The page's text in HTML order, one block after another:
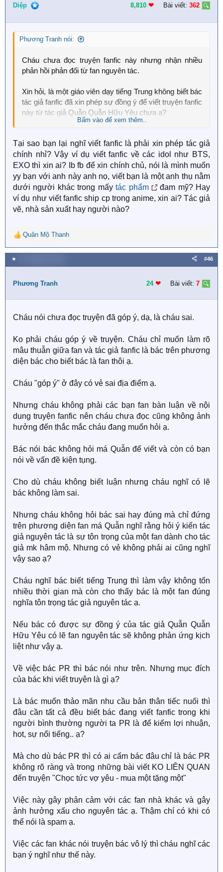
Diệp 8,810 ❤︎ Bài viết: 362
Phương Tranh nói:
Cháu chưa đọc truyện fanfic này nhưng nhận nhiều
phản hồi phản đối từ fan nguyên tác.
Xin hỏi, là một giáo viên dạy tiếng Trung không biết bác
tác giả fanfic đã xin phép sự đồng ý để viết truyện fanfic
này từ tác giả Quẫn Quẫn Hữu Yêu chưa ạ?
chê bai nguyên tác, đây có phải sự thật không?
Hành động cmt PR tràn lan truyện fanfic bất chấp chủ
đề bài viết không liên quan trong các group thì bác có
cảm thấy đúng đắn không ạ?
Fan cảm thấy bác nói viết truyện vì sở thích và không
nhằm kiếm lợi nhuận, có phải không bác ạ?
Fan thấy đây là hành vi gây phản cảm cho truyện, bác
có thấy vậy không ạ?
của bác, vì bác nói không lại mà dùng bối phận nói
không ạ?
Mong bác có thể cho một vài lời bày tỏ ạ.
Bấm vào để xem thêm..
Tại sao bạn lại nghĩ viết fanfic là phải xin phép tác giả
chính nhỉ? Vậy ví dụ viết fanfic về các idol như BTS,
EXO thì xin ai? Ib fb để xin chính chủ, nói là mình muốn
yy bạn với anh này anh nọ, viết bạn là một anh thụ nằm
dưới người khác trong mấytác phẩm
đam mỹ? Hay
ví dụ như viết fanfic ship cp trong anime, xin ai? Tác giả
vẽ, nhà sản xuất hay người nào?
R
e
a
c
i
n
:
Quân Mộ Thanh
★ #46
Phương Tranh 24 ❤︎ Bài viết: 7
Cháu nói chưa đọc truyện đã góp ý, dạ, là cháu sai.
Ko phải cháu góp ý về truyện. Cháu chỉ muốn làm rõ
mâu thuẫn giữa fan và tác giả fanfic là bác trên phương
diện bác cho biết bác là fan thôi ạ.
Cháu "góp ý" ở đây có vẻ sai địa điểm ạ.
Nhưng cháu không phải các bạn fan bàn luận về nội
dung truyện fanfic nên cháu chưa đọc cũng không ảnh
hưởng đến thắc mắc cháu đang muốn hỏi ạ.
Bác nói bác không hỏi má Quẫn để viết và còn có bạn
nói về vấn đề kiện tụng.
Cho dù cháu không biết luận nhưng cháu nghĩ có lẽ
bác không làm sai.
Nhưng cháu không hỏi bác sai hay đúng mà chỉ đứng
trên phương diện fan má Quẫn nghĩ rằng hỏi ý kiến tác
giả nguyên tác là sự tôn trọng của một fan dành cho tác
giả mk hâm mộ. Nhưng có vẻ không phải ai cũng nghĩ
vậy sao ạ?
Cháu nghĩ bác biết tiếng Trung thì làm vậy không tốn
nhiều thời gian mà còn cho thấy bác là một fan đúng
nghĩa tôn trọng tác giả nguyên tác ạ.
Nếu bác có được sự đồng ý của tác giả Quẫn Quẫn
Hữu Yêu có lẽ fan nguyên tác sẽ không phản ứng kịch
liệt như vậy ạ.
Về việc bác PR thì bác nói như trên. Nhưng mục đích
của bác khi viết truyện là gì ạ?
Là bác muốn thảo mãn nhu cầu bản thân tiếc nuối thì
đâu cần tất cả đều biết bác đang viết fanfic trong khi
người bình thường người ta PR là để kiếm lợi nhuận,
hot, sự nổi tiếng.. ạ?
Mà cho dù bác PR thì có ai cấm bác đâu chỉ là bác PR
không rõ ràng và trong những bài viết KO LIÊN QUAN
đến truyện "Chọc tức vợ yêu - mua một tặng một"
Việc này gây phản cảm với các fan nhà khác và gây
ảnh hưởng xấu cho nguyên tác ạ. Thậm chí có khi có
thể nói là spam ạ.
Việc các fan khác nói truyện bác vô lý thì cháu nghĩ các
bạn ý nghĩ như thế này.